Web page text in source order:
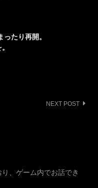
たり再開。
NEXT POST
、ゲーム内でお話でき